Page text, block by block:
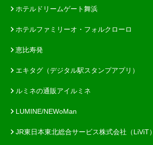
ホテルドリームゲート舞浜
ホテルファミリーオ・フォルクローロ
恵比寿発
エキタグ（デジタル駅スタンプアプリ）
ルミネの通販アイルミネ
LUMINE/NEWoMan
JR東日本東北総合サービス株式会社（LiViT）